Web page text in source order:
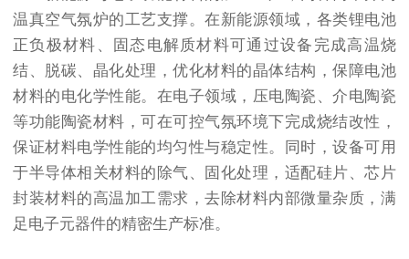
温真空气氛炉的工艺支撑。在新能源领域，各类锂电池
正负极材料、固态电解质材料可通过设备完成高温烧
结、脱碳、晶化处理，优化材料的晶体结构，保障电池
材料的电化学性能。在电子领域，压电陶瓷、介电陶瓷
等功能陶瓷材料，可在可控气氛环境下完成烧结改性，
保证材料电学性能的均匀性与稳定性。同时，设备可用
于半导体相关材料的除气、固化处理，适配硅片、芯片
封装材料的高温加工需求，去除材料内部微量杂质，满
足电子元器件的精密生产标准。